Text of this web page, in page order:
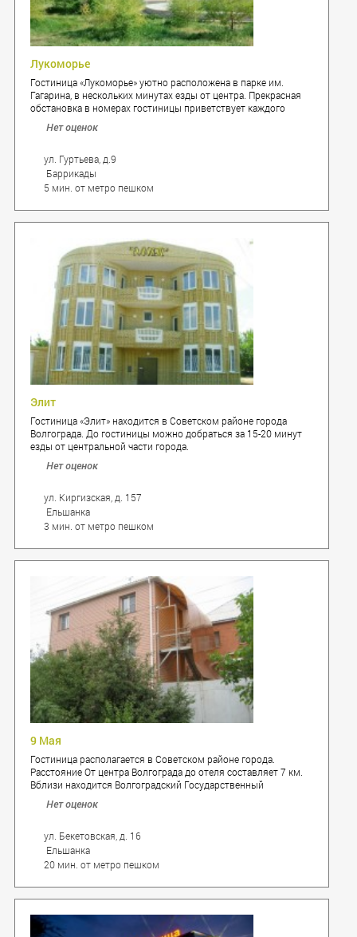
Лукоморье
Гостиница «Лукоморье» уютно расположена в парке им.
Гагарина, в нескольких минутах езды от центра. Прекрасная
обстановка в номерах гостиницы приветствует каждого
Нет оценок
ул. Гуртьева, д.9
Баррикады
5 мин. от метро пешком
Элит
Гостиница «Элит» находится в Советском районе города
Волгограда. До гостиницы можно добраться за 15-20 минут
езды от центральной части города.
Нет оценок
ул. Киргизская, д. 157
Ельшанка
3 мин. от метро пешком
9 Мая
Гостиница располагается в Советском районе города.
Расстояние От центра Волгограда до отеля составляет 7 км.
Вблизи находится Волгоградский Государственный
Нет оценок
ул. Бекетовская, д. 16
Ельшанка
20 мин. от метро пешком